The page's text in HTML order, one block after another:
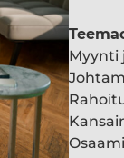
Myynti